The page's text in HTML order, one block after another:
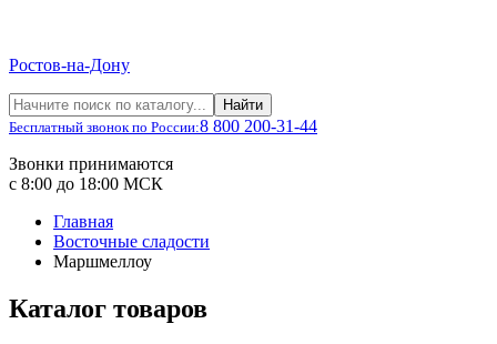
Ростов-на-Дону
Найти
Бесплатный звонок по России:8 800 200-31-44
Звонки принимаются
с 8:00 до 18:00 МСК
Главная
Восточные сладости
Маршмеллоу
Каталог товаров